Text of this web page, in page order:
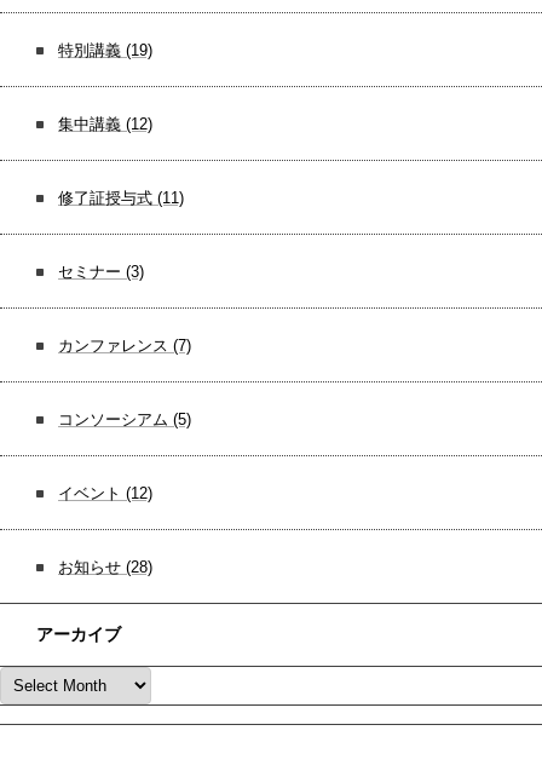
特別講義 (19)
集中講義 (12)
修了証授与式 (11)
セミナー (3)
カンファレンス (7)
コンソーシアム (5)
イベント (12)
お知らせ (28)
アーカイブ